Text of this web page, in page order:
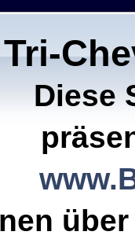
Tri-
Diese